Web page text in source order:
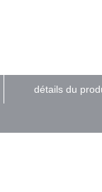
détails du